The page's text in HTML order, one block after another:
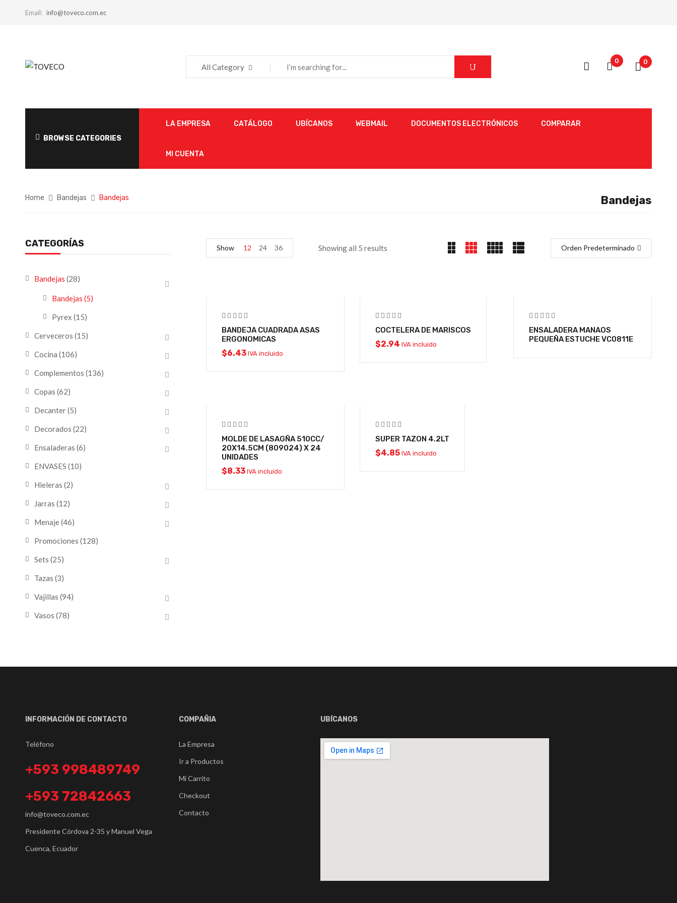
Email: info@toveco.com.ec
All Category
0 0
BROWSE CATEGORIES
LA EMPRESA CATÁLOGO UBÍCANOS WEBMAIL DOCUMENTOS ELECTRÓNICOS COMPARAR
MI CUENTA
Home Bandejas Bandejas Bandejas
CATEGORÍAS
Bandejas (28)
Bandejas (5)
Pyrex (15)
Cerveceros (15)
Cocina (106)
Complementos (136)
Copas (62)
Decanter(5)
Decorados (22)
Ensaladeras (6)
ENVASES (10)
Hieleras (2)
Jarras (12)
Menaje(46)
Promociones (128)
Sets (25)
Tazas (3)
Vajillas (94)
Vasos (78)
Showing all 5 results Orden Predeterminado
Show 12 24 36
BANDEJA CUADRADA ASAS
ERGONOMICAS
$6.43 IVA incluido
COCTELERA DE MARISCOS
$2.94 IVA incluido
ENSALADERA MANAOS
PEQUEÑA ESTUCHE VC0811E
MOLDE DE LASAGÑA 510CC/
20X14.5CM (809024) X 24
UNIDADES
$8.33 IVA incluido
SUPER TAZON 4.2LT
$4.85 IVA incluido
INFORMACIÓN DE CONTACTO
Teléfono
+593 998489749
+593 72842663
info@toveco.com.ec
Presidente Córdova 2-35 y Manuel Vega
Cuenca, Ecuador
COMPAÑIA
La Empresa
Ir a Productos
Mi Carrito
Checkout
Contacto
UBÍCANOS